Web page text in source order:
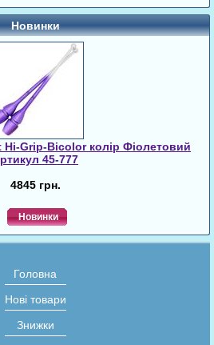
Новинки
Grip-Bicolor колір Фіолетовий
45-777
4845 грн.
Новинки
Головна
Нові товари
Знижки